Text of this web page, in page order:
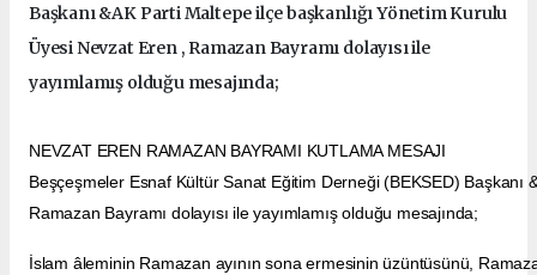
Başkanı &AK Parti Maltepe ilçe başkanlığı Yönetim Kurulu
Üyesi Nevzat Eren , Ramazan Bayramı dolayısı ile
yayımlamış olduğu mesajında;
NEVZAT EREN RAMAZAN BAYRAMI KUTLAMA MESAJI
Beşçeşmeler Esnaf Kültür Sanat Eğitim Derneği (BEKSED)
Ramazan Bayramı dolayısı ile yayımlamış olduğu mesajında;
İslam âleminin Ramazan ayının sona ermesinin üzüntüsünü,